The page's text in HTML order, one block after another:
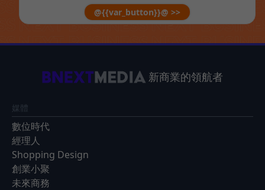
@{{var_button}}@ >>
新商業的領航者
媒體
數位時代
經理人
Shopping Design
創業小聚
未來商務